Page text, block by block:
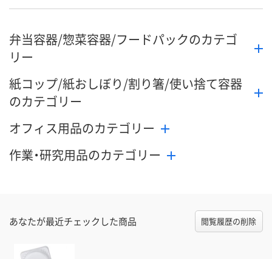
弁当容器/惣菜容器/フードパックのカテゴ
リー
紙コップ/紙おしぼり/割り箸/使い捨て容器
のカテゴリー
オフィス用品のカテゴリー
作業・研究用品のカテゴリー
あなたが最近チェックした商品 閲覧履歴の削除